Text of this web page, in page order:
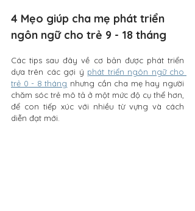
4 Mẹo giúp cha mẹ phát triển
ngôn ngữ cho trẻ 9 - 18 tháng
Các tips sau đây về cơ bản được phát triển
dựa trên các gợi ý phát triển ngôn ngữ cho
trẻ 0 - 8 tháng nhưng cần cha mẹ hay người
chăm sóc trẻ mô tả ở một mức độ cụ thể hơn,
để con tiếp xúc với nhiều từ vựng và cách
diễn đạt mới.